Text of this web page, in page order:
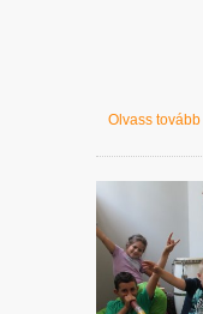
Olvass tovább